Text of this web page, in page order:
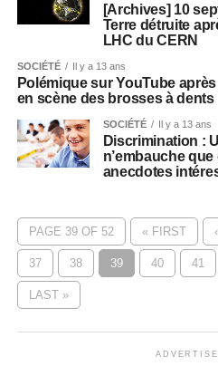
[Archives] 10
Terre détruite
LHC du CERN
SOCIÉTÉ Il y a 13 ans
Polémique sur YouTube
en scène des brosses à dents
SOCIÉTÉ Il y a 13 ans
Discrimination :
n’embauche
anecdotes
PAGE 39 OF 52 « FIRST
37 38 39 40 41
LAST »